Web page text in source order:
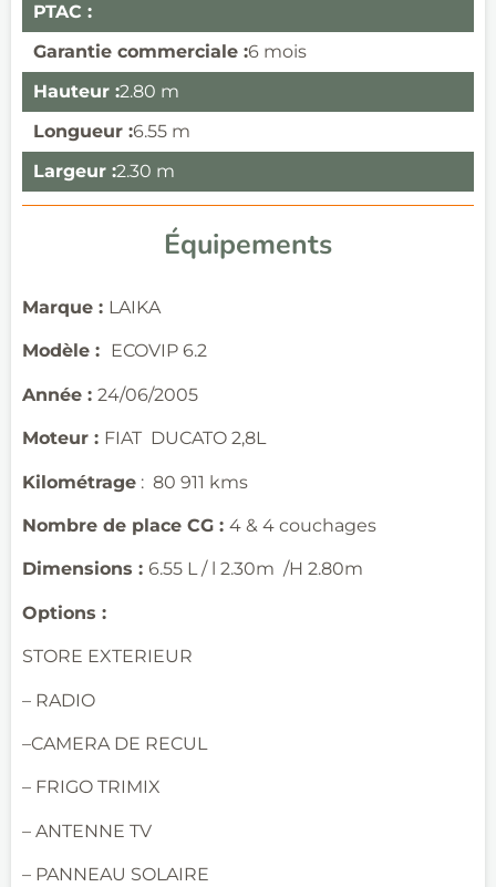
PTAC :
Garantie commerciale :6 mois
Hauteur :2.80 m
Longueur :6.55 m
Largeur :2.30 m
Équipements
Marque : LAIKA
Modèle : ECOVIP 6.2
Année : 24/06/2005
Moteur : FIAT DUCATO 2,8L
Kilométrage : 80 911 kms
Nombre de place CG : 4 & 4 couchages
Dimensions : 6.55 L / l 2.30m /H 2.80m
Options :
STORE EXTERIEUR
– RADIO
–CAMERA DE RECUL
– FRIGO TRIMIX
– ANTENNE TV
– PANNEAU SOLAIRE